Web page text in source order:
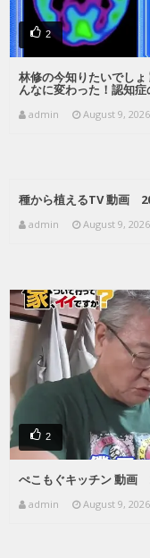
2
林修の今知りたいでし
んなに変わった！認知
admin August 9, 2026
種から植えるTV 動画
admin August 9, 2026
2
ぺこもぐキッチン 動画
admin August 9, 2026